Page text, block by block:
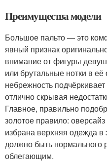
Преимущества модели
Большое пальто — это
явный признак
внимание от фигуры
или брутальные нотки в её
небрежность
отлично скрывая
Главное, правильно
золотое правило:
избрана верхняя одежда в
должно быть нормального
облегающим.